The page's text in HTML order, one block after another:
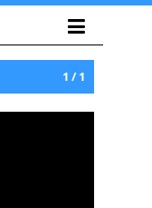
1 / 1